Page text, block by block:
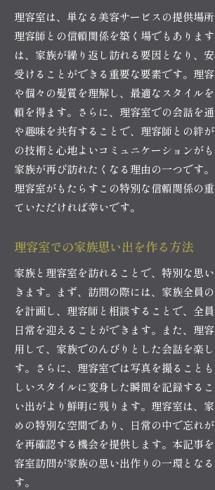
理容室は、単なる美容サービスの提供場
理容師との信頼関係を築く場でもありま
は、家族が繰り返し訪れる要因となり、
受けることができる重要な要素です。理
や個々の髪質を理解し、最適なスタイル
頼を得ます。さらに、理容室での会話を
や趣味を共有することで、理容師との絆
の技術と心地よいコミュニケーションがも
家族が再び訪れたくなる理由の一つです。
理容室がもたらすこの特別な信頼関係の
ていただければ幸いです。
理容室での家族思い出を作る方法
家族と理容室を訪れることで、特別な思
きます。まず、訪問の際には、家族全員
を計画し、理容師と相談することで、全
日常を迎えることができます。また、理
用して、家族でのんびりとした会話を楽
す。さらに、理容室では写真を撮ること
しいスタイルに変身した瞬間を記録する
い出がより鮮明に残ります。理容室は、
めの特別な空間であり、日常の中で忘れ
を再確認する機会を提供します。本記事
容室訪問が家族の思い出作りの一環とな
す。